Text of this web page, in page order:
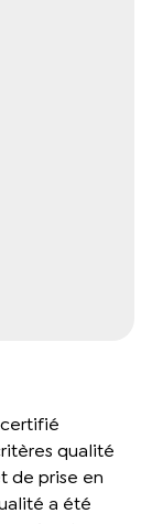
qualité
de prise en
a été